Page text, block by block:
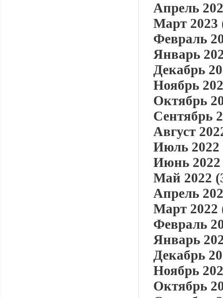
Апрель
Март 2023
Февраль
Январь
Декабрь
Ноябрь
Октябрь
Сентябрь
Август
Июль 2022
Июнь 2022
Май 2022
Апрель
Март 2022
Февраль
Январь
Декабрь
Ноябрь
Октябрь